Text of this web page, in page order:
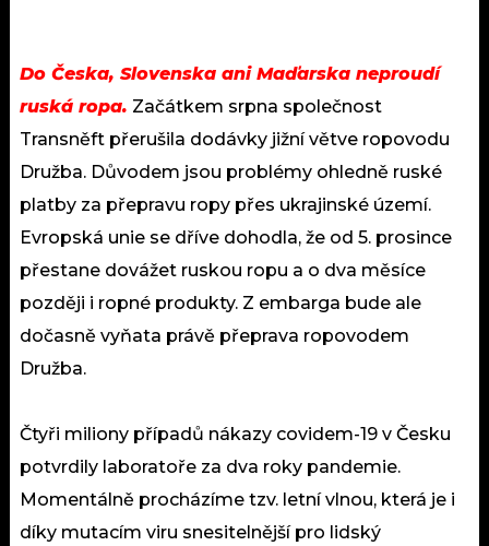
Do Česka, Slovenska ani Maďarska neproudí
ruská ropa. Začátkem srpna společnost
Transněft přerušila dodávky jižní větve ropovodu
Družba. Důvodem jsou problémy ohledně ruské
platby za přepravu ropy přes ukrajinské území.
Evropská unie se dříve dohodla, že od 5. prosince
přestane dovážet ruskou ropu a o dva měsíce
později i ropné produkty. Z embarga bude ale
dočasně vyňata právě přeprava ropovodem
Družba.
Čtyři miliony případů nákazy covidem-19 v Česku
potvrdily laboratoře za dva roky pandemie.
Momentálně procházíme tzv. letní vlnou, která je i
díky mutacím viru snesitelnější pro lidský